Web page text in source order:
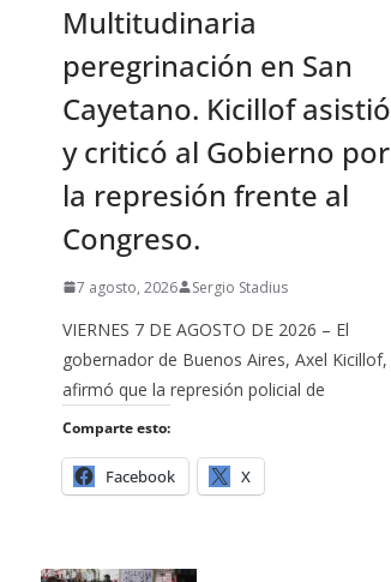
Multitudinaria
peregrinación en San
Cayetano. Kicillof asistió
y criticó al Gobierno por
la represión frente al
Congreso.
7 agosto, 2026 Sergio Stadius
VIERNES 7 DE AGOSTO DE 2026 – El
gobernador de Buenos Aires, Axel Kicillof,
afirmó que la represión policial de
Comparte esto:
Facebook X